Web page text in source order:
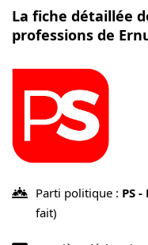
La fiche détaillée
professions de
Parti politique : PS
fait)